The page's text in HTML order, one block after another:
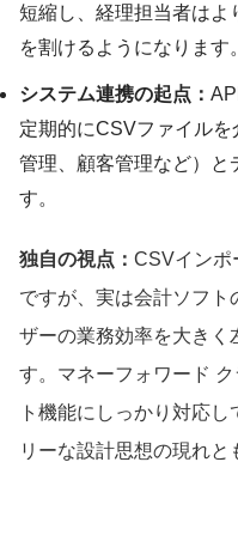
短縮し、経理担当者はよ
を割けるようになります。
システム連携の起点：
定期的にCSVファイル
管理、顧客管理など）と
す。
独自の視点： CSVインポ
ですが、実は会計ソフト
ザーの業務効率を大きく
す。マネーフォワード
ト機能にしっかり対応
リーな設計思想の現れと